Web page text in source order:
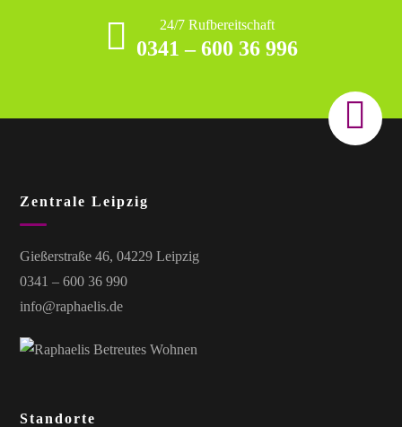
24/7 Rufbereitschaft
0341 – 600 36 996
Zentrale Leipzig
Gießerstraße 46, 04229 Leipzig
0341 – 600 36 990
info@raphaelis.de
Standorte